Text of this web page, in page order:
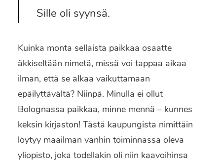
Sille oli syynsä.
Kuinka monta sellaista paikkaa osaatte
äkkiseltään nimetä, missä voi tappaa aikaa
ilman, että se alkaa vaikuttamaan
epäilyttävältä? Niinpä. Minulla ei ollut
Bolognassa paikkaa, minne mennä – kunnes
keksin kirjaston! Tästä kaupungista nimittäin
löytyy maailman vanhin toiminnassa oleva
yliopisto, joka todellakin oli niin kaavoihinsa